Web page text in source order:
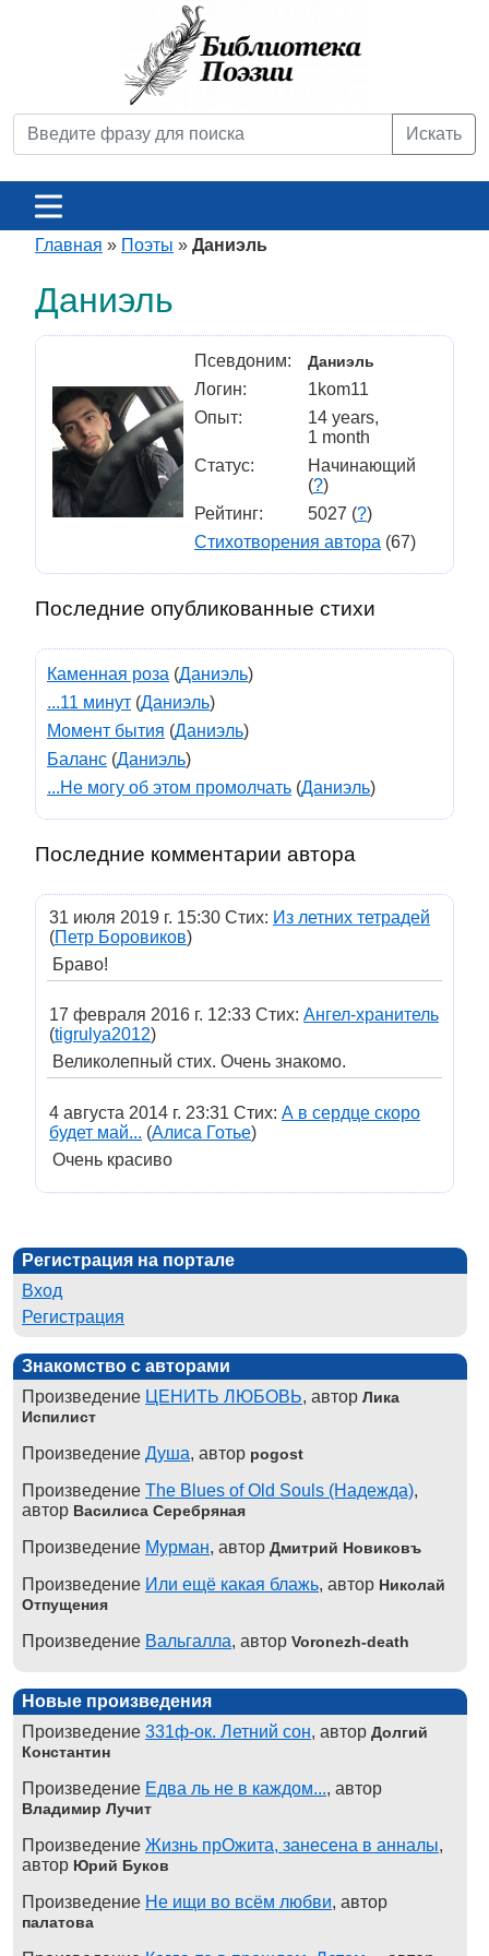
Искать
Главная » Поэты » Даниэль
Даниэль
Псевдоним: Даниэль
Логин:
1kom11
Опыт:
14 years,
1 month
Статус:
Начинающий
(?)
Рейтинг:
5027 (?)
Стихотворения автора (67)
Последние опубликованные стихи
Каменная роза (Даниэль)
...11 минут (Даниэль)
Момент бытия (Даниэль)
Баланс (Даниэль)
...Не могу об этом промолчать (Даниэль)
Последние комментарии автора
31 июля 2019 г. 15:30 Стих: Из летних тетрадей
(Петр Боровиков)
Браво!
17 февраля 2016 г. 12:33 Стих: Ангел-хранитель
(tigrulya2012)
Великолепный стих. Очень знакомо.
4 августа 2014 г. 23:31 Стих: А в сердце скоро
будет май... (Алиса Готье)
Очень красиво
Регистрация на портале
Вход
Регистрация
Знакомство с авторами
Произведение ЦЕНИТЬ ЛЮБОВЬ, автор Лика
Испилист
Произведение Душа, автор pogost
Произведение The Blues of Old Souls (Надежда),
автор Василиса Серебряная
Произведение Мурман, автор Дмитрий Новиковъ
Произведение Или ещё какая блажь, автор Николай
Отпущения
Произведение Вальгалла, автор Voronezh-death
Новые произведения
Произведение 331ф-ок. Летний сон, автор Долгий
Константин
Произведение Едва ль не в каждом..., автор
Владимир Лучит
Произведение Жизнь прОжита, занесена в анналы,
автор Юрий Буков
Произведение Не ищи во всём любви, автор
палатова